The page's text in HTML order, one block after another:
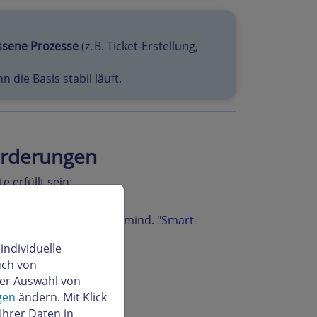
Prozesse(z. B. Ticket-Erstellung,
die Basis stabil läuft.
erfüllt sein:
Funktionalität (aktuell mind. "Smart-
Tokens.
von
Auswahl von
ändern. Mit Klick
Daten in